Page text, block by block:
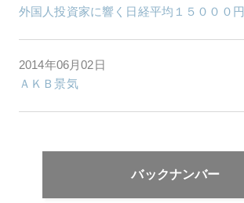
外国人投資家に響く日経平均１５０００円
2014年06月02日
ＡＫＢ景気
バックナンバー